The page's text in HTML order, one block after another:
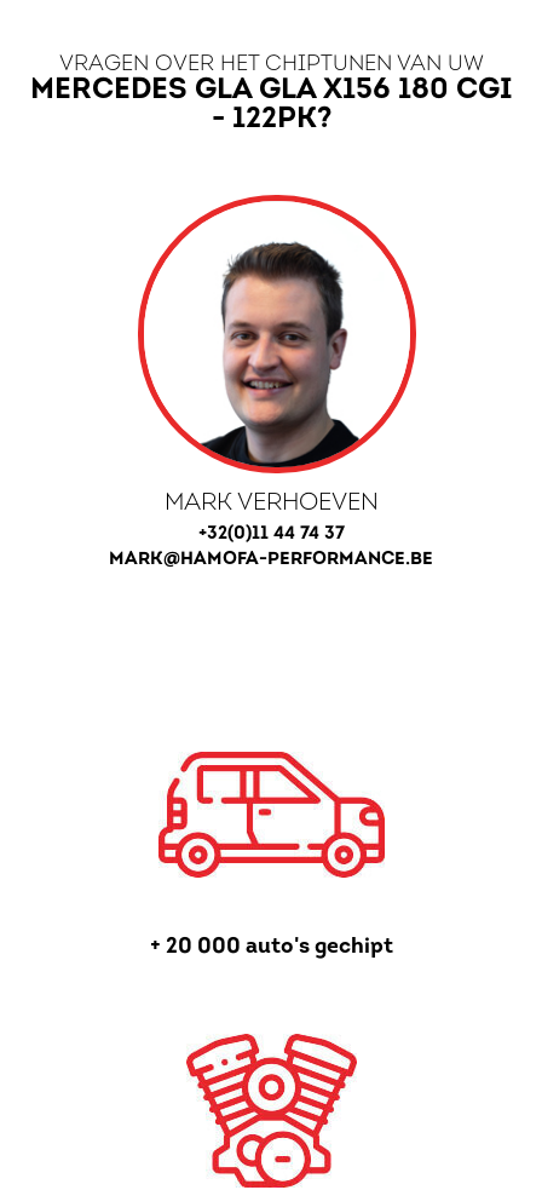
VRAGEN OVER HET CHIPTUNEN VAN UW
MERCEDES GLA GLA X156 180 CGI
- 122PK?
MARK VERHOEVEN
+32(0)11 44 74 37
MARK@HAMOFA-PERFORMANCE.BE
+ 20 000 auto's gechipt